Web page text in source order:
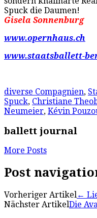
Spuck die Daumen!
Gisela Sonnenburg
www.opernhaus.ch
www.staatsballett-
diverse Compagnien,
Spuck, Christiane
Neumeier, Kévin
ballett journal
More Posts
Post
Vorheriger Artikel←
Nächster ArtikelDie